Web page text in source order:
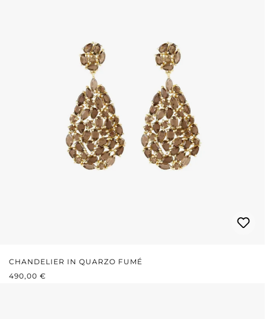
CHANDELIER IN QUARZO FUMÉ
PREZZO NORMALE:
490,00 €